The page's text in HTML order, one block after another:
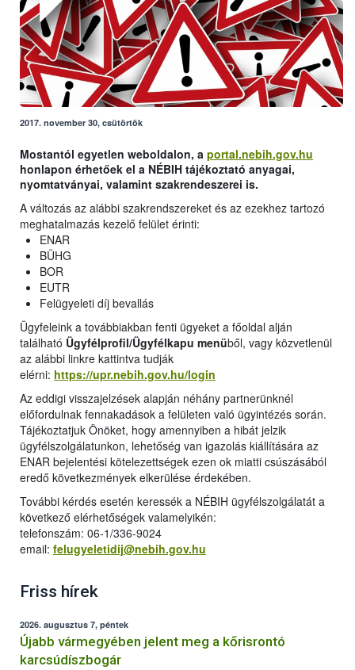
2017. november 30, csütörtök
Mostantól egyetlen weboldalon, a portal.nebih.gov.hu
honlapon érhetőek el a NÉBIH tájékoztató anyagai,
nyomtatványai, valamint szakrendeszerei is.
A változás az alábbi szakrendszereket és az ezekhez tartozó
meghatalmazás kezelő felület érinti:
ENAR
BÜHG
BOR
EUTR
Felügyeleti díj bevallás
Ügyfeleink a továbbiakban fenti ügyeket a főoldal alján
található Ügyfélprofil/Ügyfélkapu menüből, vagy közvetlenül
az alábbi linkre kattintva tudják
elérni: https://upr.nebih.gov.hu/login
Az eddigi visszajelzések alapján néhány partnerünknél
előfordulnak fennakadások a felületen való ügyintézés során.
Tájékoztatjuk Önöket, hogy amennyiben a hibát jelzik
ügyfélszolgálatunkon, lehetőség van igazolás kiállítására az
ENAR bejelentési kötelezettségek ezen ok miatti csúszásából
eredő következmények elkerülése érdekében.
További kérdés esetén keressék a NÉBIH ügyfélszolgálatát a
következő elérhetőségek valamelyikén:
telefonszám: 06-1/336-9024
email: felugyeletidij@nebih.gov.hu
Friss hírek
2026. augusztus 7, péntek
Újabb vármegyében jelent meg a kőrisrontó
karcsúdíszbogár